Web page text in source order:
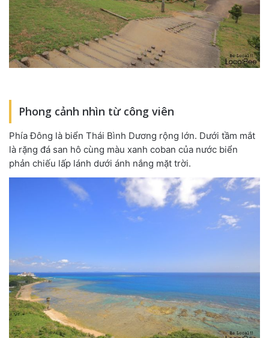
Phong cảnh nhìn từ công viên
Phía Đông là biển Thái Bình Dương rộng lớn. Dưới tầm mắt
là rặng đá san hô cùng màu xanh coban của nước biển
phản chiếu lấp lánh dưới ánh nắng mặt trời.